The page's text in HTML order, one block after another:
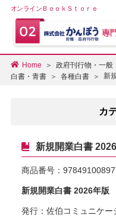
オンラインＢｏｏｋＳｔｏｒｅ
Home 政府刊行物・一般
白書・青書
各種白書 新
カ
新規開業白書
商品番号：
新規開業白書 2026年版
発行：佐伯コミュニケー